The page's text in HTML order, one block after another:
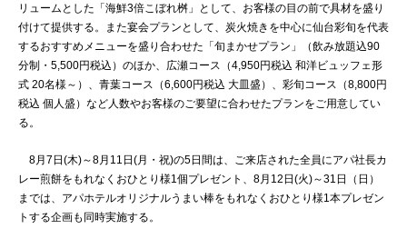
リュームとした「海鮮3倍こぼれ桝」として、お客様の目の前で具材を盛り
付けて提供する。また宴会プランとして、炭火焼きを中心に仙台彩旬を代表
するおすすめメニューを盛り合わせた「旬まかせプラン」（飲み放題込90
分制・5,500円税込）のほか、広瀬コース（4,950円税込 和洋ビュッフェ形
式 20名様～）、青葉コース（6,600円税込 大皿盛）、彩旬コース（8,800円
税込 個人盛）など人数やお客様のご要望に合わせたプランをご用意してい
る。
8月7日(木)～8月11日(月・祝)の5日間は、ご来店された全員にアパ社長カ
レー煎餅をもれなくおひとり様1個プレゼント、8月12日(火)～31日（日）
までは、アパホテルオリジナルうまい棒をもれなくおひとり様1本プレゼン
トする企画も同時実施する。